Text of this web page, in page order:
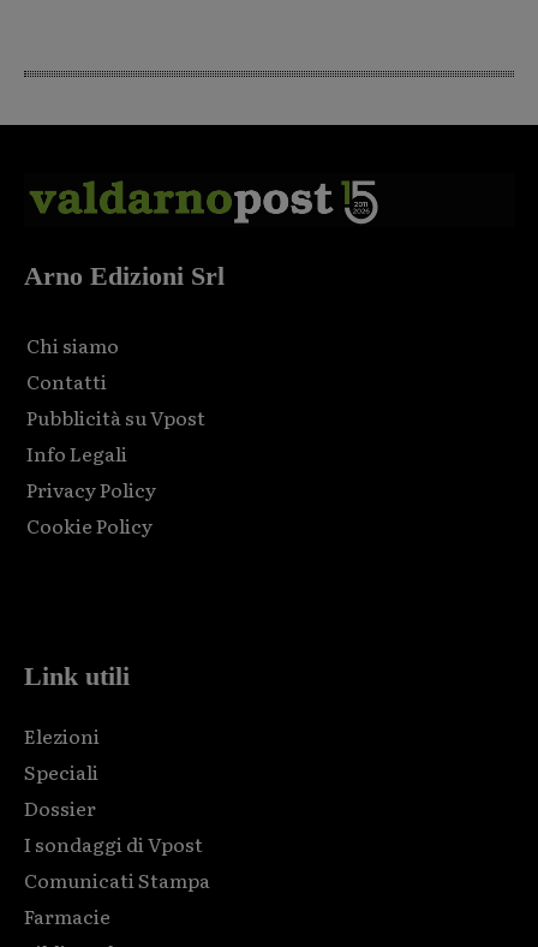
Arno Edizioni Srl
Chi siamo
Contatti
Pubblicità su Vpost
Info Legali
Privacy Policy
Cookie Policy
Link utili
Elezioni
Speciali
Dossier
I sondaggi di Vpost
Comunicati Stampa
Farmacie